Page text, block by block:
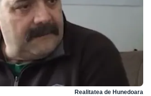
Realitatea de Hunedoara